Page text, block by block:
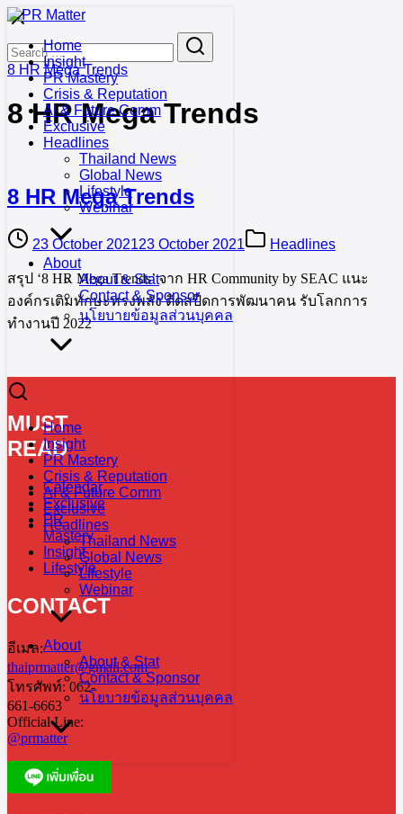
Skip
contentHome
Insight
PR Mastery
Crisis & Reputation
AI & Future Comm
Exclusive
Headlines
Thailand News
Global News
Lifestyle
Webinar
About
About & Stat
Contact & Sponsor
นโยบายข้อมูลส่วนบุคคล
Home
Insight
PR Mastery
Crisis & Reputation
AI & Future Comm
Exclusive
Headlines
Thailand News
Global News
Lifestyle
Webinar
About
About & Stat
Contact & Sponsor
นโยบายข้อมูลส่วนบุคคล
Search
for:
8 HR Mega Trends
8 HR Mega Trends
8 HR Mega Trends
23 October 202123 October 2021 Headlines
สรุป ‘8 HR Mega Trends’ จาก HR Community by SEAC แนะ
องค์กรเติมทักษะทรงพลัง ติดสปีดการพัฒนาคน รับโลกการ
ทำงานปี 2022
MUST
READ
Calendar
Exclusive
PR
Mastery
Insight
Lifestyle
CONTACT
อีเมล:
thaiprmatter@gmail.com
โทรศัพท์: 062-
661-6663
Official Line:
@prmatter